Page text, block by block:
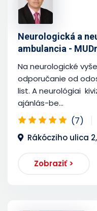
Neurologická a
ambulancia -
Na neurologické
odporučanie od
list. A neurológiai
ajánlás-be...
(7)
Rákócziho ulica
Zobraziť >